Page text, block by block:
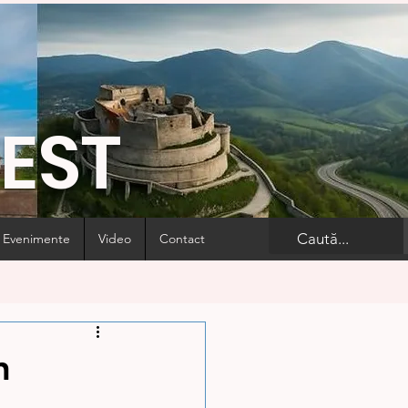
Evenimente Video Contact